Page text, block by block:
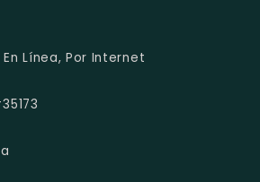
Línea, Por Internet